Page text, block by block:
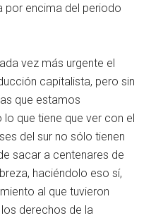
por encima del periodo
vez más urgente el
capitalista, pero sin
que estamos
que tiene que ver con el
del sur no sólo tienen
sacar a centenares de
haciéndolo eso sí,
al que tuvieron
derechos de la